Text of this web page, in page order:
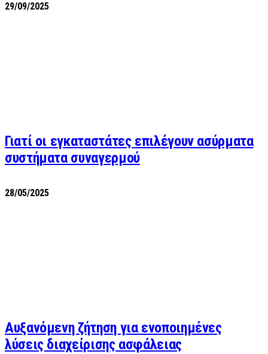
29/09/2025
Γιατί οι εγκαταστάτες επιλέγουν ασύρματα
συστήματα συναγερμού
28/05/2025
Αυξανόμενη ζήτηση για ενοποιημένες
λύσεις διαχείρισης ασφάλειας